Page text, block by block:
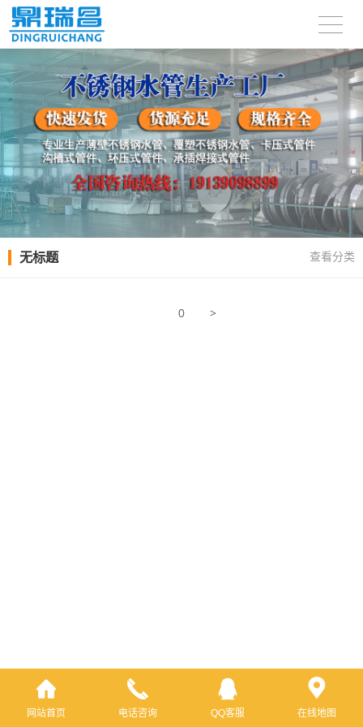
无标题 查看分类
0 >
网站首页 电话咨询 QQ客服 在线地图